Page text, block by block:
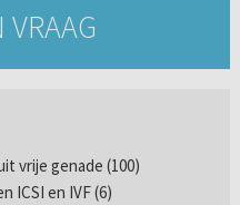
VRAAG
vrije genade (100)
ICSI en IVF (6)